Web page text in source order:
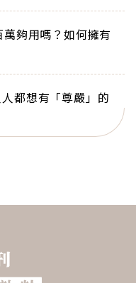
夠用嗎？如何擁有
都想有「尊嚴」的